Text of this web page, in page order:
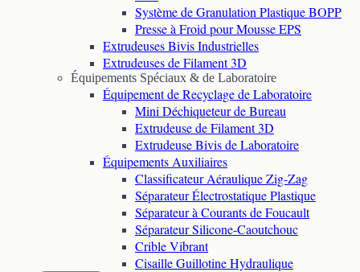
Système de Granulation Plastique BOPP
Presse à Froid pour Mousse EPS
Extrudeuses Bivis Industrielles
Extrudeuses de Filament 3D
Équipements Spéciaux & de Laboratoire
Équipement de Recyclage de Laboratoire
Mini Déchiqueteur de Bureau
Extrudeuse de Filament 3D
Extrudeuse Bivis de Laboratoire
Équipements Auxiliaires
Classificateur Aéraulique Zig-Zag
Séparateur Électrostatique Plastique
Séparateur à Courants de Foucault
Séparateur Silicone-Caoutchouc
Crible Vibrant
Cisaille Guillotine Hydraulique